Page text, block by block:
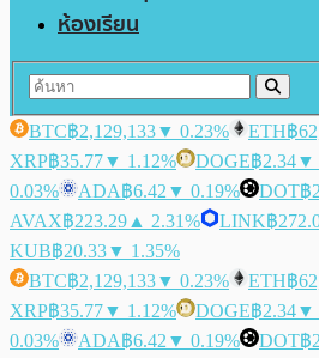
ห้องเรียน
BTC฿2,129,133▼ 0.23% ETH฿
XRP฿35.77▼ 1.12% DOGE฿2.34▼
0.03%
ADA฿6.42 ▼ 0.19% DOT฿
AVAX฿223.29 ▲ 2.31% LINK฿
KUB฿20.33▼ 1.35%
BTC฿2,129,133▼ 0.23% ETH฿
XRP฿35.77▼ 1.12% DOGE฿2.34▼
0.03%
ADA฿6.42 ▼ 0.19% DOT฿